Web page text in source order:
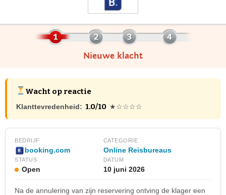
Nieuwe klacht
Wacht op reactie
Klanttevredenheid: 1.0/10 ★☆☆☆☆
BEDRIJF
booking.com
CATEGORIE
Online Reisbureaus
STATUS
Open
DATUM
10 juni 2026
Na de annulering van zijn reservering ontving de klager een